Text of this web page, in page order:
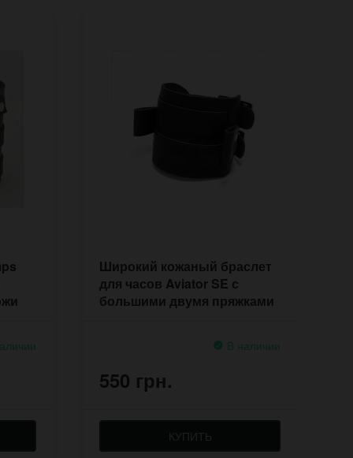
Широкий кожаный браслет
для часов Aviator SE с
большими двумя пряжками
В наличии
550 грн.
КУПИТЬ